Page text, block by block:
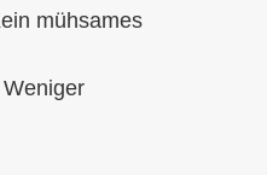
mühsames
Weniger